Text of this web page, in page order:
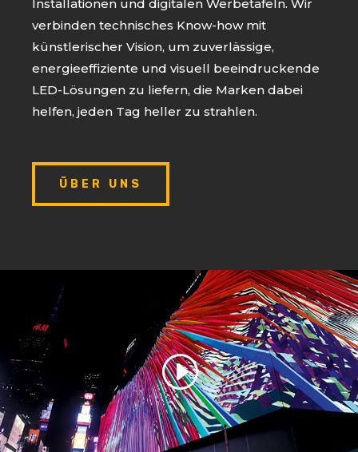
Installationen und digitalen Werbetafeln. Wir
verbinden technisches Know-how mit
künstlerischer Vision, um zuverlässige,
energieeffiziente und visuell beeindruckende
LED-Lösungen zu liefern, die Marken dabei
helfen, jeden Tag heller zu strahlen.
ÜBER UNS